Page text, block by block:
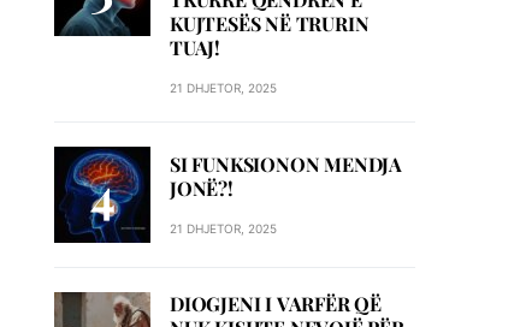
KUJTESËS NË TRURIN
TUAJ!
21 DHJETOR, 2025
SI FUNKSIONON MENDJA
JONË?!
21 DHJETOR, 2025
DIOGJENI I VARFËR QË